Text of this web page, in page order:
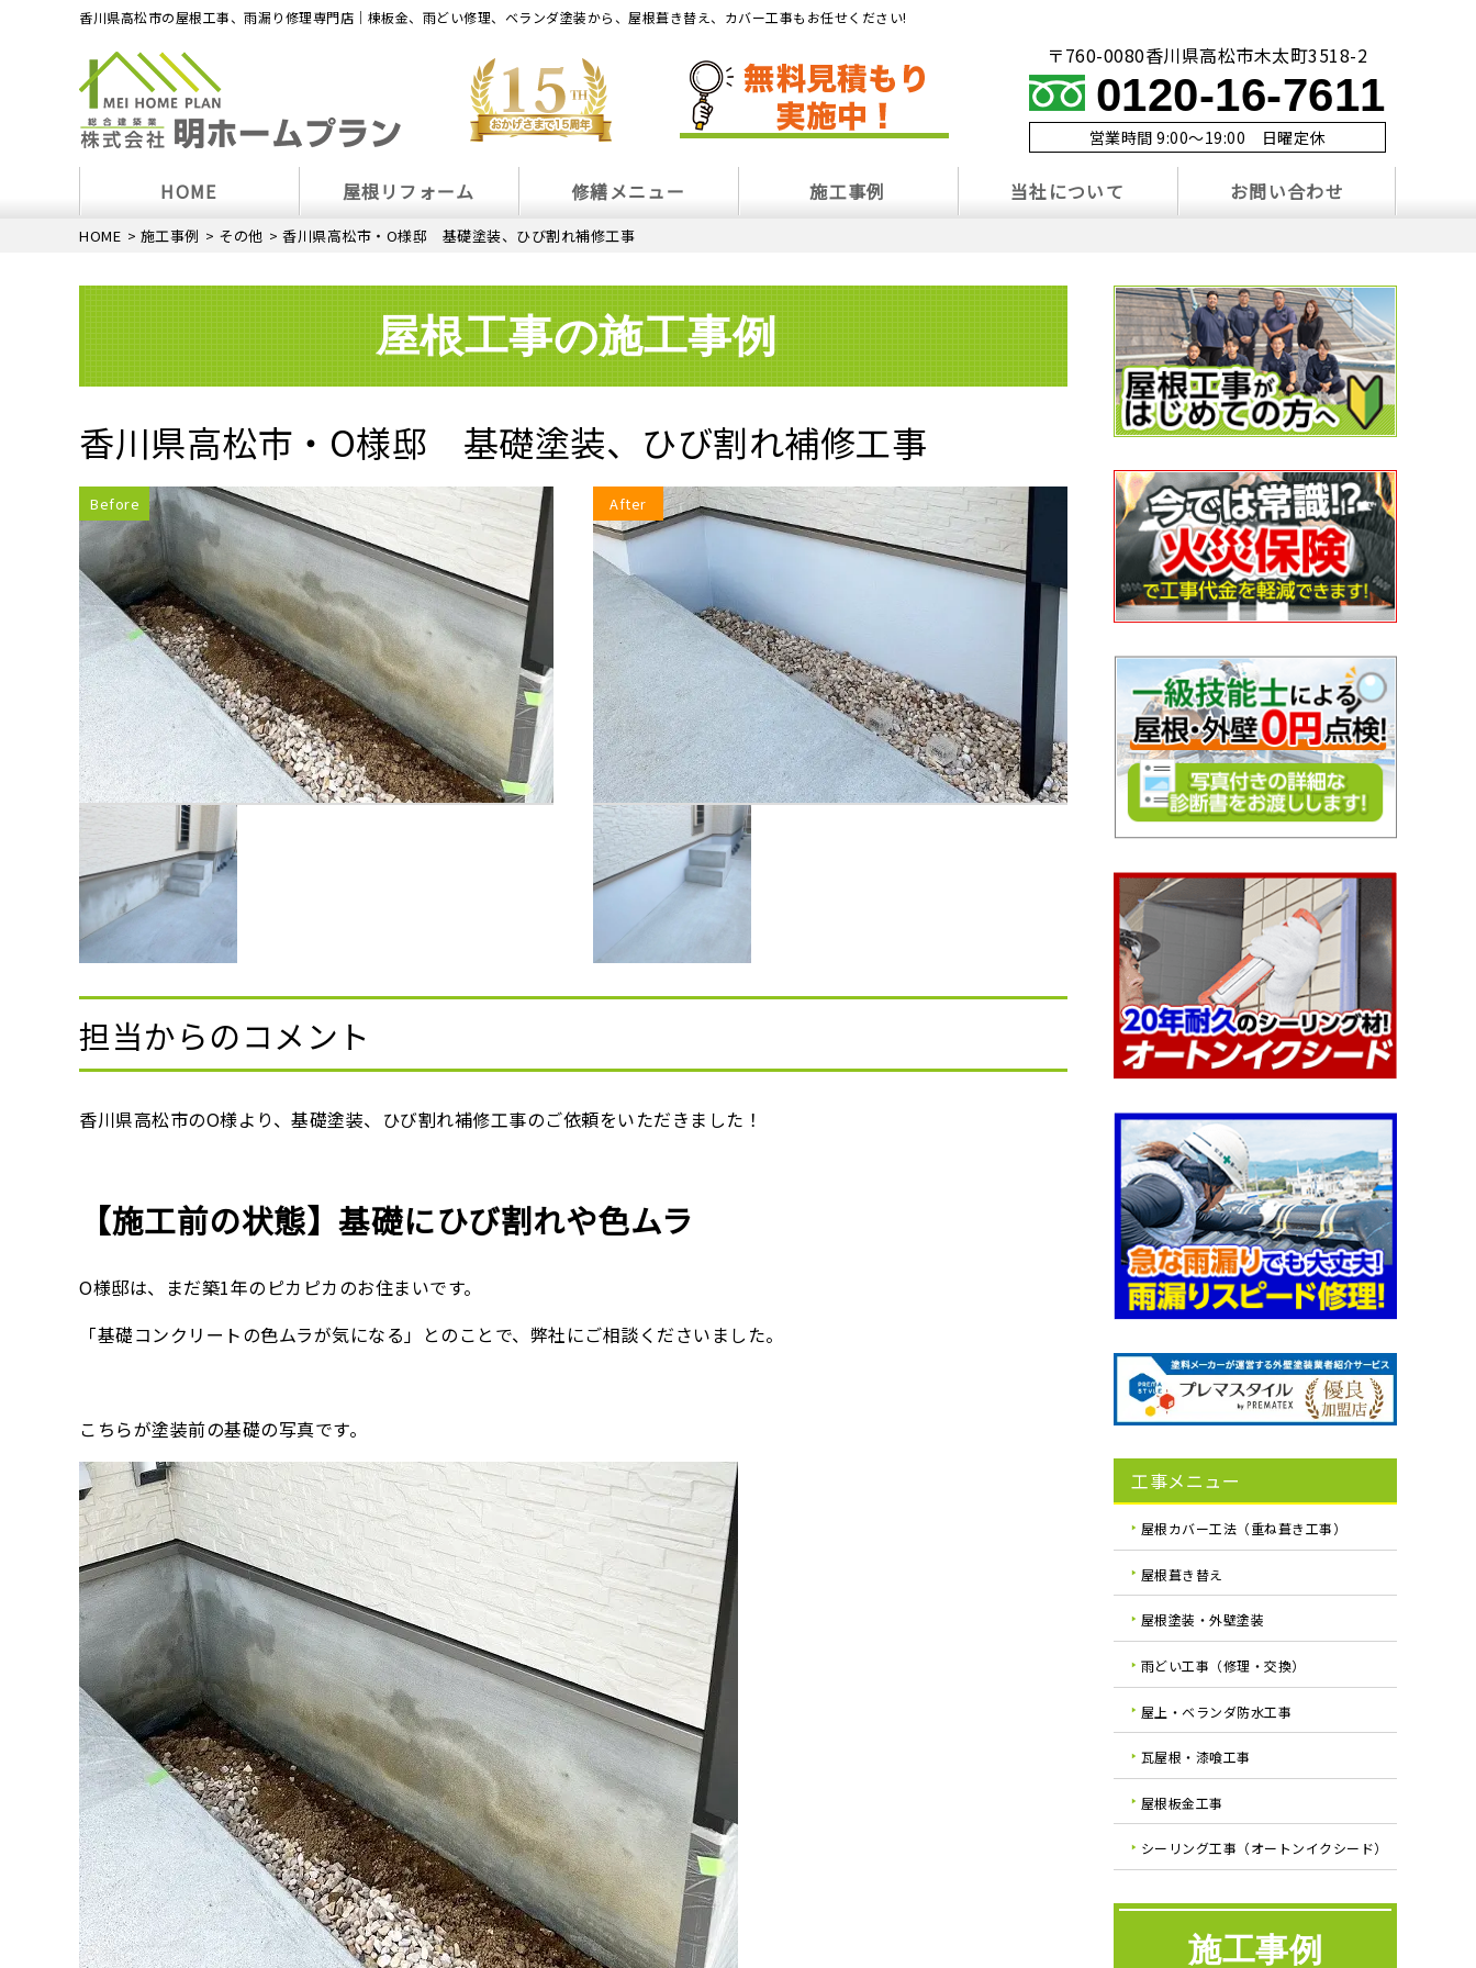
香川県高松市の屋根工事、雨漏り修理専門店｜棟板金、雨どい修理、ベランダ塗装から、屋根葺き替え、カバー工事もお任せください!
〒760-0080香川県高松市木太町3518-2
0120-16-7611
営業時間 9:00～19:00 日曜定休
HOME 屋根リフォーム 修繕メニュー 施工事例 当社について お問い合わせ
HOME > 施工事例 > その他 > 香川県高松市・O様邸 基礎塗装、ひび割れ補修工事
屋根工事の施工事例
香川県高松市・O様邸 基礎塗装、ひび割れ補修工事
Before After
担当からのコメント
香川県高松市のO様より、基礎塗装、ひび割れ補修工事のご依頼をいただきました！
【施工前の状態】基礎にひび割れや色ムラ
O様邸は、まだ築1年のピカピカのお住まいです。
「基礎コンクリートの色ムラが気になる」とのことで、弊社にご相談くださいました。
こちらが塗装前の基礎の写真です。
工事メニュー
屋根カバー工法（重ね葺き工事）
屋根葺き替え
屋根塗装・外壁塗装
雨どい工事（修理・交換）
屋上・ベランダ防水工事
瓦屋根・漆喰工事
屋根板金工事
シーリング工事（オートンイクシード）
施工事例